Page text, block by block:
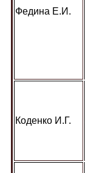
Федина Е.И.
Коденко И.Г.